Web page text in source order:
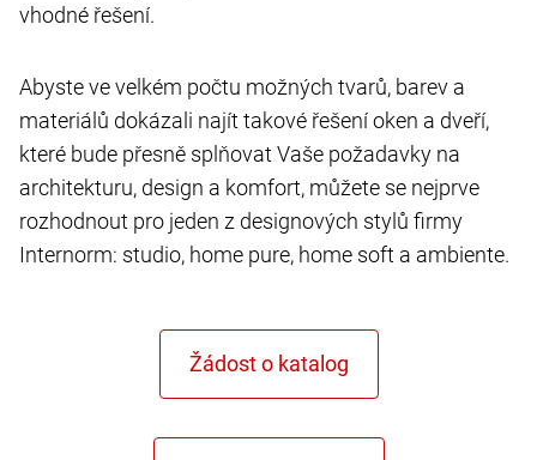
vhodné řešení.
Abyste ve velkém počtu možných tvarů, barev a
materiálů dokázali najít takové řešení oken a dveří,
které bude přesně splňovat Vaše požadavky na
architekturu, design a komfort, můžete se nejprve
rozhodnout pro jeden z designových stylů firmy
Internorm: studio, home pure, home soft a ambiente.